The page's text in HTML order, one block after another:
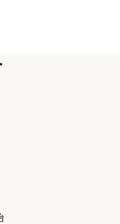
ある場合、②法
は財産の保護の
要がある場合
ことが困難であ
供しません。